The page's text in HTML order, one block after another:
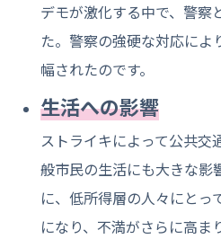
デモが激化する中で、警察
た。警察の強硬な対応によ
幅されたのです。
生活への影響
ストライキによって公共交
般市民の生活にも大きな影
に、低所得層の人々にと
になり、不満がさらに高ま